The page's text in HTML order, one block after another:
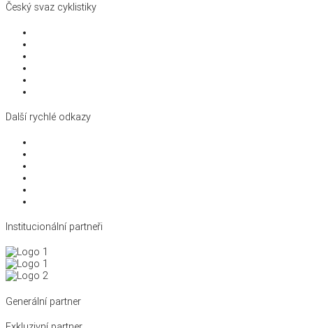
Český svaz cyklistiky
Další rychlé odkazy
Institucionální partneři
Generální partner